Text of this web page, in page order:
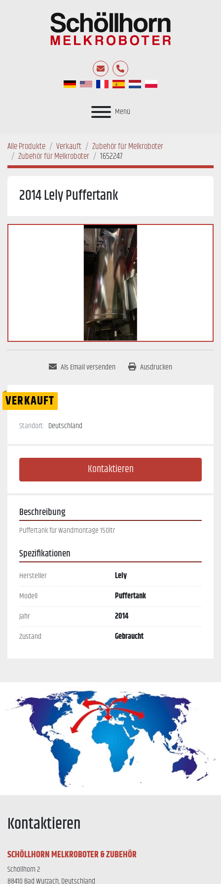
E-Mail Telefon
Menü
Alle Produkte Verkauft Zubehör für Melkroboter
Zubehör für Melkroboter 1652247
2014 Lely Puffertank
Als Email versenden Ausdrucken
VERKAUFT
Standort: Deutschland
Kontaktieren
Beschreibung
Puffertank für Wandmontage 150ltr
Spezifikationen
Hersteller
Lely
Modell
Puffertank
Jahr
2014
Zustand
Gebraucht
Kontaktieren
SCHÖLLHORN MELKROBOTER & ZUBEHÖR
Schöllhorn 2
88410 Bad Wurzach, Deutschland